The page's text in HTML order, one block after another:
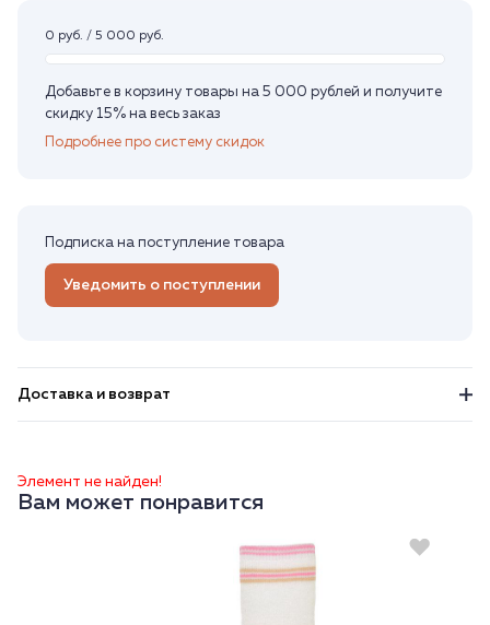
0 руб. / 5 000 руб.
Добавьте в корзину товары на 5 000 рублей и получите
скидку 15% на весь заказ
Подробнее про систему скидок
Подписка на поступление товара
Уведомить о поступлении
Доставка и возврат
Элемент не найден!
Вам может понравится